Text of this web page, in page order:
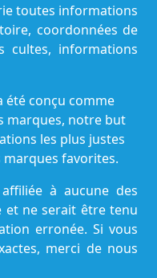
toutes informations
coordonnées de
cultes, informations
été conçu comme
marques, notre but
les plus justes
favorites.
à aucune des
et ne serait être tenu
erronée. Si vous
merci de nous